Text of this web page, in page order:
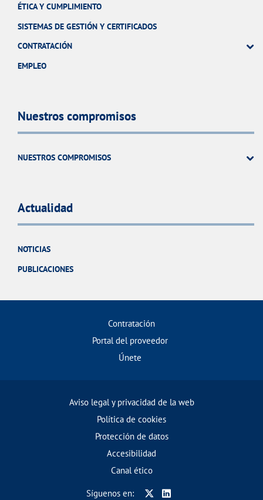
ÉTICA Y CUMPLIMIENTO
SISTEMAS DE GESTIÓN Y CERTIFICADOS
CONTRATACIÓN
EMPLEO
Nuestros compromisos
NUESTROS COMPROMISOS
Actualidad
NOTICIAS
PUBLICACIONES
Contratación
Portal del proveedor
Únete
Aviso legal y privacidad de la web
Política de cookies
Protección de datos
Accesibilidad
Canal ético
Síguenos en: